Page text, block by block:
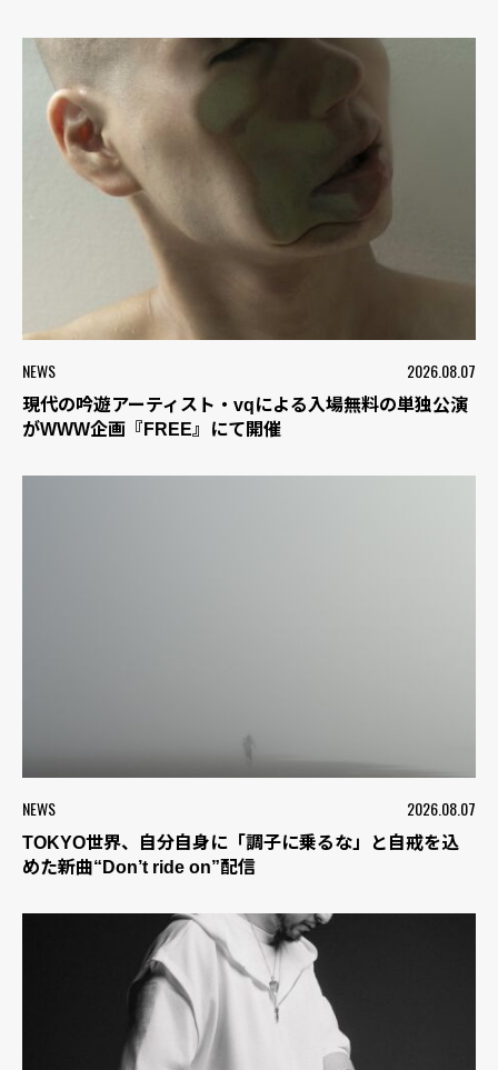
NEWS 2026.08.07
現代の吟遊アーティスト・vqによる入場無料の単独公演
がWWW企画『FREE』にて開催
NEWS 2026.08.07
TOKYO世界、自分自身に「調子に乗るな」と自戒を込
めた新曲“Don’t ride on”配信